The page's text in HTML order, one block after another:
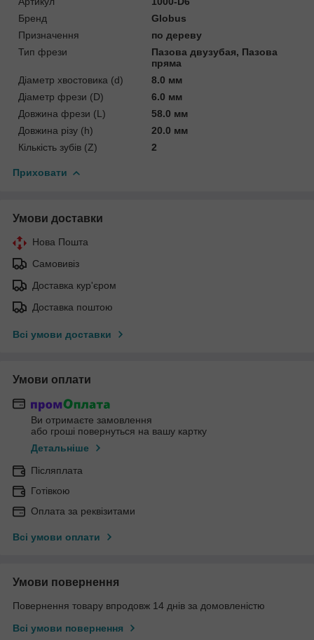
Бренд
Globus
Призначення
по дереву
Тип фрези
Пазова двузубая, Пазова
пряма
Діаметр хвостовика (d)
8.0 мм
Діаметр фрези (D)
6.0 мм
Довжина фрези (L)
58.0 мм
Довжина різу (h)
20.0 мм
Кількість зубів (Z)
2
Приховати
Умови доставки
Нова Пошта
Самовивіз
Доставка кур'єром
Доставка поштою
Всі умови доставки
Умови оплати
Ви отримаєте замовлення
або гроші повернуться на вашу картку
Детальніше
Післяплата
Готівкою
Оплата за реквізитами
Всі умови оплати
Умови повернення
Повернення товару впродовж 14 днів за домовленістю
Всі умови повернення